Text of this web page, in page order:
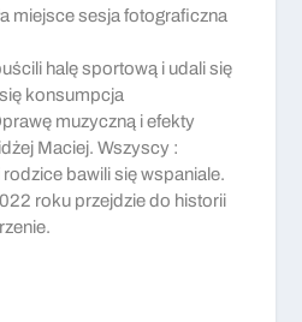
miejsce sesja fotograficzna
halę sportową i udali się
konsumpcja
muzyczną i efekty
Maciej. Wszyscy :
bawili się wspaniale.
roku przejdzie do historii